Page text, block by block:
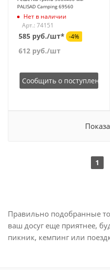
PALISAD Camping 69560
Нет в наличии
Арт.: 74151
585 руб./шт* -4%
612 руб./шт
Сообщить о поступлении
1
Правильно подобранные
ваш досуг еще приятнее,
пикник, кемпинг или